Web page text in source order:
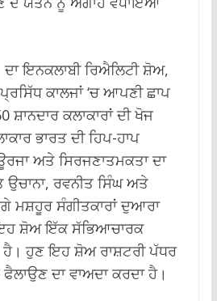
ਇਨਕਲਾਬੀ ਰਿਐਲਿਟੀ ਸ਼ੋਅ,
ਕਾਲਜਾਂ ‘ਚ ਆਪਣੀ ਛਾਪ
ਸ਼ਾਨਦਾਰ ਕਲਾਕਾਰਾਂ ਦੀ ਖੋਜ
ਭਾਰਤ ਦੀ ਹਿਪ-ਹਾਪ
ਅਤੇ ਸਿਰਜਣਾਤਮਕਤਾ ਦਾ
ਰਵਨੀਤ ਸਿੰਘ ਅਤੇ
ਮਸ਼ਹੂਰ ਸੰਗੀਤਕਾਰਾਂ ਦੁਆਰਾ
ਇਹ ਸ਼ੋਅ ਇੱਕ ਸੱਭਿਆਚਾਰਕ
ਹੁਣ ਇਹ ਸ਼ੋਅ ਰਾਸ਼ਟਰੀ ਪੱਧਰ
ਦਾ ਵਾਅਦਾ ਕਰਦਾ ਹੈ।